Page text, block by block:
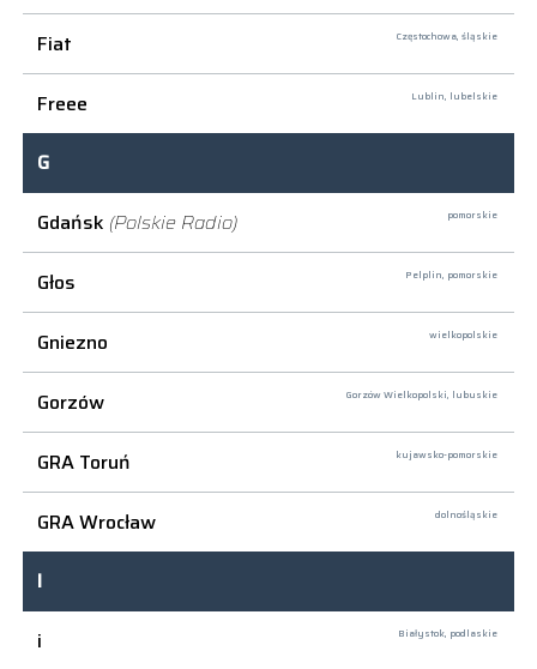
Fiat Częstochowa, śląskie
Freee Lublin, lubelskie
G
Gdańsk (Polskie Radio) pomorskie
Głos Pelplin, pomorskie
Gniezno wielkopolskie
Gorzów Gorzów Wielkopolski, lubuskie
GRA Toruń kujawsko-pomorskie
GRA Wrocław dolnośląskie
I
i
Białystok, podlaskie